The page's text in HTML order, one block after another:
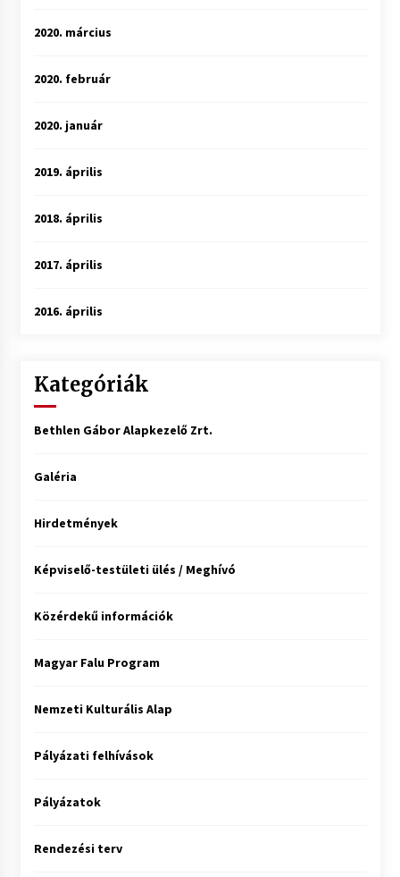
2020. március
2020. február
2020. január
2019. április
2018. április
2017. április
2016. április
Kategóriák
Bethlen Gábor Alapkezelő Zrt.
Galéria
Hirdetmények
Képviselő-testületi ülés / Meghívó
Közérdekű információk
Magyar Falu Program
Nemzeti Kulturális Alap
Pályázati felhívások
Pályázatok
Rendezési terv